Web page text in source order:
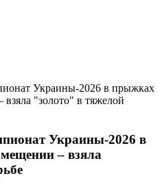
Украины-2026 в прыжках
"золото" в тяжелой
Украины-2026 в
– взяла